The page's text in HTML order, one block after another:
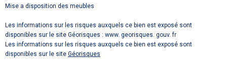
Mise a disposition des meubles
Les informations sur les risques auxquels ce bien est exposé sont
disponibles sur le site Géorisques : www. georisques. gouv. fr
Les informations sur les risques auxquels ce bien est exposé sont
disponibles sur le site Géorisques